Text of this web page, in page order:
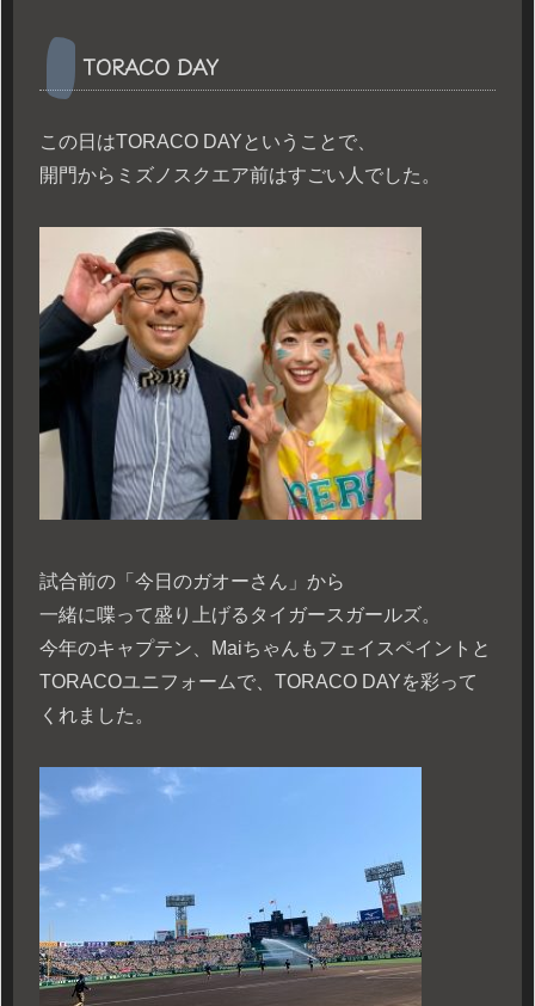
TORACO DAY
この日はTORACO DAYということで、
開門からミズノスクエア前はすごい人でした。
試合前の「今日のガオーさん」から
一緒に喋って盛り上げるタイガースガールズ。
今年のキャプテン、Maiちゃんもフェイスペイントと
TORACOユニフォームで、TORACO DAYを彩って
くれました。